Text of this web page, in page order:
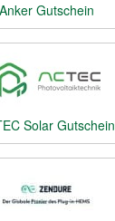
Anker Gutschein
Solar Gutschein